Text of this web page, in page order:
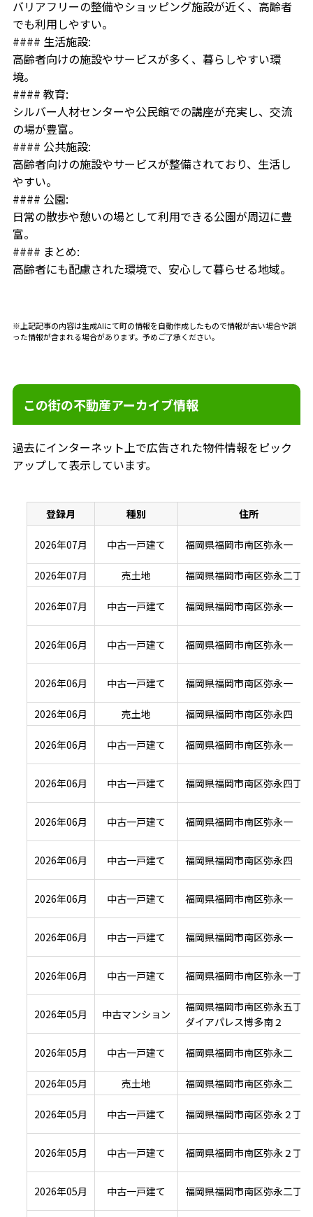
バリアフリーの整備やショッピング施設が近く、高齢者
でも利用しやすい。
#### 生活施設:
高齢者向けの施設やサービスが多く、暮らしやすい環
境。
#### 教育:
シルバー人材センターや公民館での講座が充実し、交流
の場が豊富。
#### 公共施設:
高齢者向けの施設やサービスが整備されており、生活し
やすい。
#### 公園:
日常の散歩や憩いの場として利用できる公園が周辺に豊
富。
#### まとめ:
高齢者にも配慮された環境で、安心して暮らせる地域。
※上記記事の内容は生成AIにて町の情報を自動作成したもので情報が古い場合や誤
った情報が含まれる場合があります。予めご了承ください。
この街の不動産アーカイブ情報
過去にインターネット上で広告された物件情報をピック
アップして表示しています。
登録月 種別 住所
2026年07月 中古一戸建て 福岡県福岡市南区弥永一
2026年07月 売土地 福岡県福岡市南区弥永二丁目
2026年07月 中古一戸建て 福岡県福岡市南区弥永一
2026年06月 中古一戸建て 福岡県福岡市南区弥永一
2026年06月 中古一戸建て 福岡県福岡市南区弥永一
2026年06月 売土地 福岡県福岡市南区弥永四
2026年06月 中古一戸建て 福岡県福岡市南区弥永一
2026年06月 中古一戸建て 福岡県福岡市南区弥永四丁目
2026年06月 中古一戸建て 福岡県福岡市南区弥永一
2026年06月 中古一戸建て 福岡県福岡市南区弥永四
2026年06月 中古一戸建て 福岡県福岡市南区弥永一
2026年06月 中古一戸建て 福岡県福岡市南区弥永一
2026年06月 中古一戸建て 福岡県福岡市南区弥永一丁目
2026年05月 中古マンション
福岡県福岡市南区弥永五丁目
ダイアパレス博多南２
2026年05月 中古一戸建て 福岡県福岡市南区弥永二
2026年05月 売土地 福岡県福岡市南区弥永二
2026年05月 中古一戸建て 福岡県福岡市南区弥永２丁目
2026年05月 中古一戸建て 福岡県福岡市南区弥永２丁目
2026年05月 中古一戸建て 福岡県福岡市南区弥永二丁目